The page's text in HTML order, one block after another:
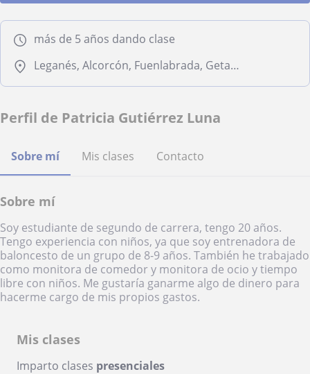
más de 5 años dando clase
Leganés, Alcorcón, Fuenlabrada, Getafe, Móstoles
Perfil de Patricia Gutiérrez Luna
Sobre mí Mis clases Contacto
Sobre mí
Soy estudiante de segundo de carrera, tengo 20 años.
Tengo experiencia con niños, ya que soy entrenadora de
baloncesto de un grupo de 8-9 años. También he trabajado
como monitora de comedor y monitora de ocio y tiempo
libre con niños. Me gustaría ganarme algo de dinero para
hacerme cargo de mis propios gastos.
Mis clases
Imparto clases presenciales